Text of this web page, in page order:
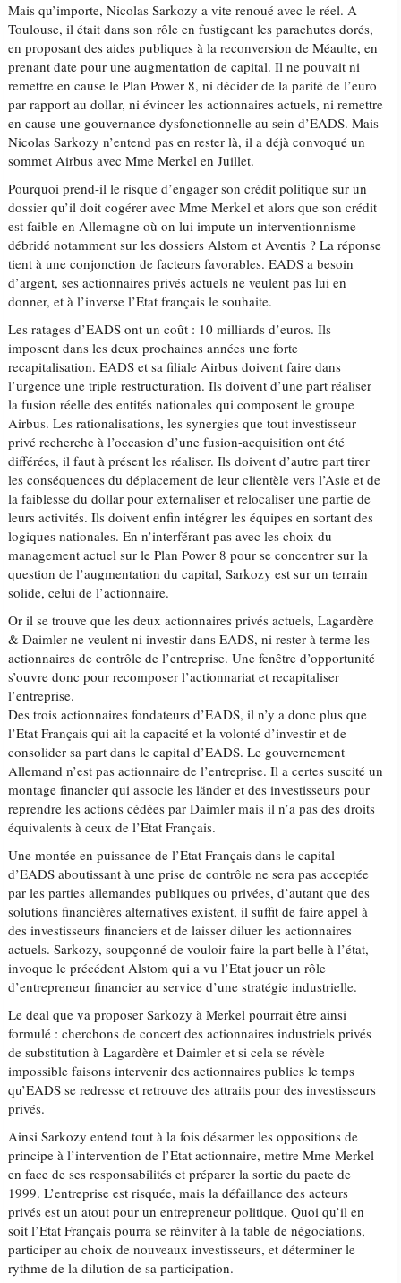
Mais qu’importe, Nicolas Sarkozy a vite renoué avec le réel. A
Toulouse, il était dans son rôle en fustigeant les parachutes dorés,
en proposant des aides publiques à la reconversion de Méaulte, en
prenant date pour une augmentation de capital. Il ne pouvait ni
remettre en cause le Plan Power 8, ni décider de la parité de l’euro
par rapport au dollar, ni évincer les actionnaires actuels, ni remettre
en cause une gouvernance dysfonctionnelle au sein d’EADS. Mais
Nicolas Sarkozy n’entend pas en rester là, il a déjà convoqué un
sommet Airbus avec Mme Merkel en Juillet.
Pourquoi prend-il le risque d’engager son crédit politique sur un
dossier qu’il doit cogérer avec Mme Merkel et alors que son crédit
est faible en Allemagne où on lui impute un interventionnisme
débridé notamment sur les dossiers Alstom et Aventis ? La réponse
tient à une conjonction de facteurs favorables. EADS a besoin
d’argent, ses actionnaires privés actuels ne veulent pas lui en
donner, et à l’inverse l’Etat français le souhaite.
Les ratages d’EADS ont un coût : 10 milliards d’euros. Ils
imposent dans les deux prochaines années une forte
recapitalisation. EADS et sa filiale Airbus doivent faire dans
l’urgence une triple restructuration. Ils doivent d’une part réaliser
la fusion réelle des entités nationales qui composent le groupe
Airbus. Les rationalisations, les synergies que tout investisseur
privé recherche à l’occasion d’une fusion-acquisition ont été
différées, il faut à présent les réaliser. Ils doivent d’autre part tirer
les conséquences du déplacement de leur clientèle vers l’Asie et de
la faiblesse du dollar pour externaliser et relocaliser une partie de
leurs activités. Ils doivent enfin intégrer les équipes en sortant des
logiques nationales. En n’interférant pas avec les choix du
management actuel sur le Plan Power 8 pour se concentrer sur la
question de l’augmentation du capital, Sarkozy est sur un terrain
solide, celui de l’actionnaire.
Or il se trouve que les deux actionnaires privés actuels, Lagardère
& Daimler ne veulent ni investir dans EADS, ni rester à terme les
actionnaires de contrôle de l’entreprise. Une fenêtre d’opportunité
s’ouvre donc pour recomposer l’actionnariat et recapitaliser
l’entreprise.
Des trois actionnaires fondateurs d’EADS, il n’y a donc plus que
l’Etat Français qui ait la capacité et la volonté d’investir et de
consolider sa part dans le capital d’EADS. Le gouvernement
Allemand n’est pas actionnaire de l’entreprise. Il a certes suscité un
montage financier qui associe les länder et des investisseurs pour
reprendre les actions cédées par Daimler mais il n’a pas des droits
équivalents à ceux de l’Etat Français.
Une montée en puissance de l’Etat Français dans le capital
d’EADS aboutissant à une prise de contrôle ne sera pas acceptée
par les parties allemandes publiques ou privées, d’autant que des
solutions financières alternatives existent, il suffit de faire appel à
des investisseurs financiers et de laisser diluer les actionnaires
actuels. Sarkozy, soupçonné de vouloir faire la part belle à l’état,
invoque le précédent Alstom qui a vu l’Etat jouer un rôle
d’entrepreneur financier au service d’une stratégie industrielle.
Le deal que va proposer Sarkozy à Merkel pourrait être ainsi
formulé : cherchons de concert des actionnaires industriels privés
de substitution à Lagardère et Daimler et si cela se révèle
impossible faisons intervenir des actionnaires publics le temps
qu’EADS se redresse et retrouve des attraits pour des investisseurs
privés.
Ainsi Sarkozy entend tout à la fois désarmer les oppositions de
principe à l’intervention de l’Etat actionnaire, mettre Mme Merkel
en face de ses responsabilités et préparer la sortie du pacte de
1999. L’entreprise est risquée, mais la défaillance des acteurs
privés est un atout pour un entrepreneur politique. Quoi qu’il en
soit l’Etat Français pourra se réinviter à la table de négociations,
participer au choix de nouveaux investisseurs, et déterminer le
rythme de la dilution de sa participation.